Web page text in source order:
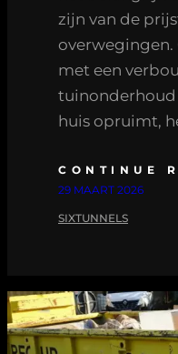
zijn van de
overwegingen.
met een
huis opruimt,
CONTINUE
29 MAART 2026
SIXTUNNELS